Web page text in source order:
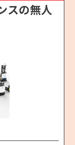
スの無人